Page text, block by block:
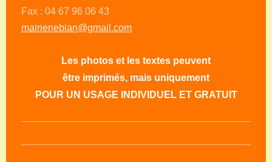
Fax : 04 67 96 06 43
mairienebian@gmail.com
Les photos et les textes peuvent
être imprimés, mais uniquement
POUR UN USAGE INDIVIDUEL ET GRATUIT